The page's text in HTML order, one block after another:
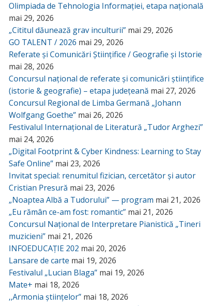
Olimpiada de Tehnologia Informației, etapa națională
mai 29, 2026
„Cititul dăunează grav inculturii” mai 29, 2026
GO TALENT / 2026 mai 29, 2026
Referate și Comunicări Științifice / Geografie și Istorie
mai 28, 2026
Concursul național de referate și comunicări științifice
(istorie & geografie) – etapa județeană mai 27, 2026
Concursul Regional de Limba Germană „Johann
Wolfgang Goethe” mai 26, 2026
Festivalul Internațional de Literatură „Tudor Arghezi”
mai 24, 2026
„Digital Footprint & Cyber Kindness: Learning to Stay
Safe Online” mai 23, 2026
Invitat special: renumitul fizician, cercetător și autor
Cristian Presură mai 23, 2026
„Noaptea Albă a Tudorului” — program mai 21, 2026
„Eu rămân ce-am fost: romantic” mai 21, 2026
Concursul Național de Interpretare Pianistică „Tineri
muzicieni” mai 21, 2026
INFOEDUCAȚIE 202 mai 20, 2026
Lansare de carte mai 19, 2026
Festivalul „Lucian Blaga” mai 19, 2026
Mate+ mai 18, 2026
,,Armonia științelor” mai 18, 2026